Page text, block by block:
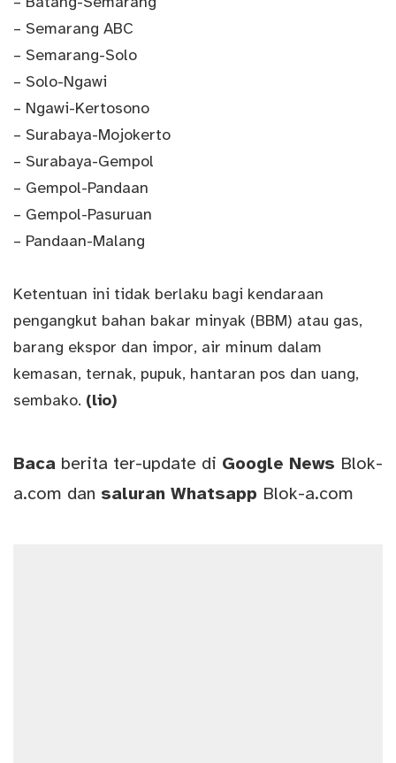
– Semarang ABC
– Semarang-Solo
– Solo-Ngawi
– Ngawi-Kertosono
– Surabaya-Mojokerto
– Surabaya-Gempol
– Gempol-Pandaan
– Gempol-Pasuruan
– Pandaan-Malang
Ketentuan ini tidak berlaku bagi kendaraan
pengangkut bahan bakar minyak (BBM) atau gas,
barang ekspor dan impor, air minum dalam
kemasan, ternak, pupuk, hantaran pos dan uang,
sembako. (lio)
Baca berita ter-update di Google News Blok-
a.com dan saluran Whatsapp Blok-a.com